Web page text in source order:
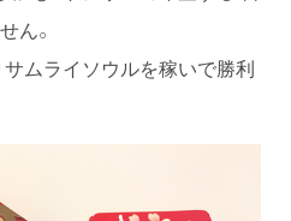
ん。
ムライソウルを稼いで勝利